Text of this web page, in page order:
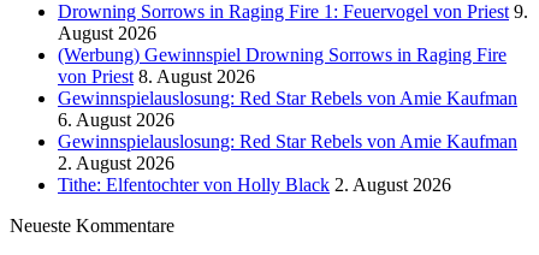
Drowning Sorrows in Raging Fire 1: Feuervogel von Priest 9.
August 2026
(Werbung) Gewinnspiel Drowning Sorrows in Raging Fire
von Priest 8. August 2026
Gewinnspielauslosung: Red Star Rebels von Amie Kaufman
6. August 2026
Gewinnspielauslosung: Red Star Rebels von Amie Kaufman
2. August 2026
Tithe: Elfentochter von Holly Black 2. August 2026
Neueste Kommentare